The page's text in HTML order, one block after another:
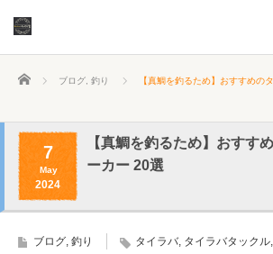
ホーム ブログ 釣り 【真鯛を釣るため】おすすめの
7
May
2024
【真鯛を釣るため】おすす
ーカー 20選
ブログ, 釣り タイラバ, タイラバタックル,